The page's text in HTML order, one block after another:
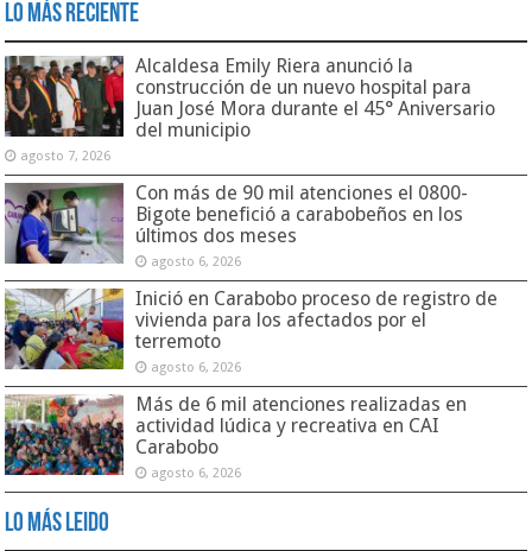
Lo Más Reciente
Alcaldesa Emily Riera anunció la
construcción de un nuevo hospital para
Juan José Mora durante el 45° Aniversario
del municipio
agosto 7, 2026
Con más de 90 mil atenciones el 0800-
Bigote benefició a carabobeños en los
últimos dos meses
agosto 6, 2026
Inició en Carabobo proceso de registro de
vivienda para los afectados por el
terremoto
agosto 6, 2026
Más de 6 mil atenciones realizadas en
actividad lúdica y recreativa en CAI
Carabobo
agosto 6, 2026
Lo Más Leido